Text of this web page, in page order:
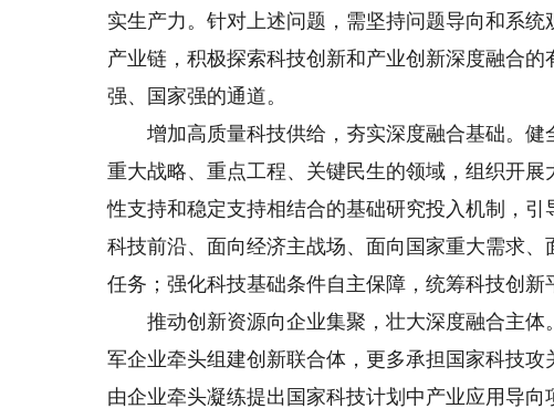
实生产力。针对上述问题，需坚持问题导向和系
产业链，积极探索科技创新和产业创新深度融合
强、国家强的通道。
增加高质量科技供给，夯实深度融合基础。健
重大战略、重点工程、关键民生的领域，组织开
性支持和稳定支持相结合的基础研究投入机制，
科技前沿、面向经济主战场、面向国家重大需求
任务；强化科技基础条件自主保障，统筹科技创新
推动创新资源向企业集聚，壮大深度融合主体
军企业牵头组建创新联合体，更多承担国家科技
由企业牵头凝练提出国家科技计划中产业应用导